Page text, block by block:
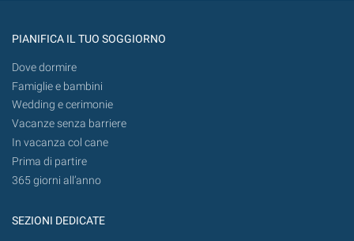
PIANIFICA IL TUO SOGGIORNO
Dove dormire
Famiglie e bambini
Wedding e cerimonie
Vacanze senza barriere
In vacanza col cane
Prima di partire
365 giorni all’anno
SEZIONI DEDICATE